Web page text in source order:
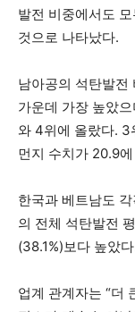
발전 비중에서도
것으로 나타났다.
남아공의 석탄발전
가운데 가장 높았
와 4위에 올랐다. 3
먼지 수치가 20.9
한국과 베트남도
의 전체 석탄발전
(38.1%)보다 높았
업계 관계자는 “더